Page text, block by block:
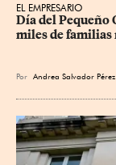
EL EMPRESARIO
Día del Pequeño
miles de familias
Por Andrea Salvador Pérez